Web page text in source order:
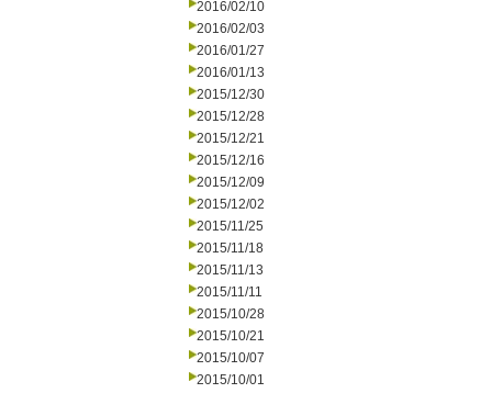
2016/02/10
2016/02/03
2016/01/27
2016/01/13
2015/12/30
2015/12/28
2015/12/21
2015/12/16
2015/12/09
2015/12/02
2015/11/25
2015/11/18
2015/11/13
2015/11/11
2015/10/28
2015/10/21
2015/10/07
2015/10/01